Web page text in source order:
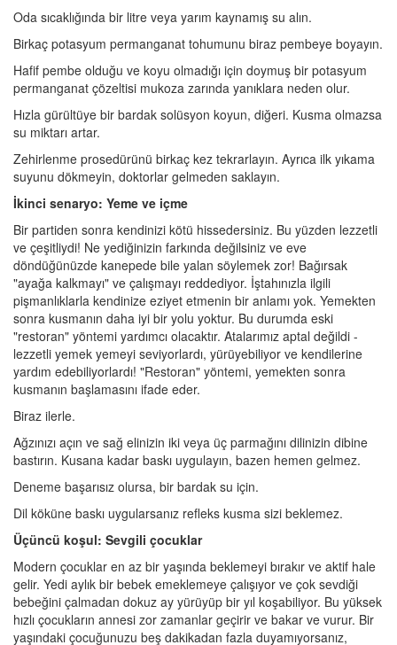
Oda sıcaklığında bir litre veya yarım kaynamış su alın.
Birkaç potasyum permanganat tohumunu biraz pembeye boyayın.
Hafif pembe olduğu ve koyu olmadığı için doymuş bir potasyum
permanganat çözeltisi mukoza zarında yanıklara neden olur.
Hızla gürültüye bir bardak solüsyon koyun, diğeri. Kusma olmazsa
su miktarı artar.
Zehirlenme prosedürünü birkaç kez tekrarlayın. Ayrıca ilk yıkama
suyunu dökmeyin, doktorlar gelmeden saklayın.
İkinci senaryo: Yeme ve içme
Bir partiden sonra kendinizi kötü hissedersiniz. Bu yüzden lezzetli
ve çeşitliydi! Ne yediğinizin farkında değilsiniz ve eve
döndüğünüzde kanepede bile yalan söylemek zor! Bağırsak
"ayağa kalkmayı" ve çalışmayı reddediyor. İştahınızla ilgili
pişmanlıklarla kendinize eziyet etmenin bir anlamı yok. Yemekten
sonra kusmanın daha iyi bir yolu yoktur. Bu durumda eski
"restoran" yöntemi yardımcı olacaktır. Atalarımız aptal değildi -
lezzetli yemek yemeyi seviyorlardı, yürüyebiliyor ve kendilerine
yardım edebiliyorlardı! "Restoran" yöntemi, yemekten sonra
kusmanın başlamasını ifade eder.
Biraz ilerle.
Ağzınızı açın ve sağ elinizin iki veya üç parmağını dilinizin dibine
bastırın. Kusana kadar baskı uygulayın, bazen hemen gelmez.
Deneme başarısız olursa, bir bardak su için.
Dil köküne baskı uygularsanız refleks kusma sizi beklemez.
Üçüncü koşul: Sevgili çocuklar
Modern çocuklar en az bir yaşında beklemeyi bırakır ve aktif hale
gelir. Yedi aylık bir bebek emeklemeye çalışıyor ve çok sevdiği
bebeğini çalmadan dokuz ay yürüyüp bir yıl koşabiliyor. Bu yüksek
hızlı çocukların annesi zor zamanlar geçirir ve bakar ve vurur. Bir
yaşındaki çocuğunuzu beş dakikadan fazla duyamıyorsanız,